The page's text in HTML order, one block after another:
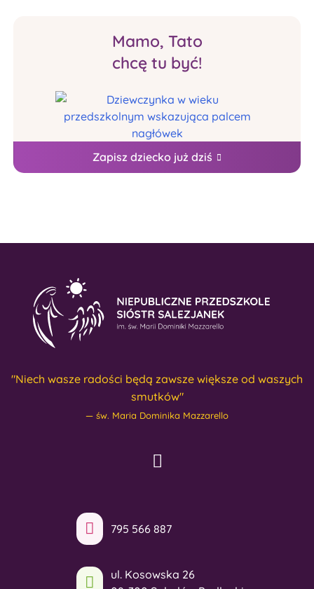
Mamo, Tato
chcę tu być!
Zapisz dziecko już dziś
"Niech wasze radości będą zawsze większe od waszych
smutków"
św. Maria Dominika Mazzarello
795 566 887
ul. Kosowska 26